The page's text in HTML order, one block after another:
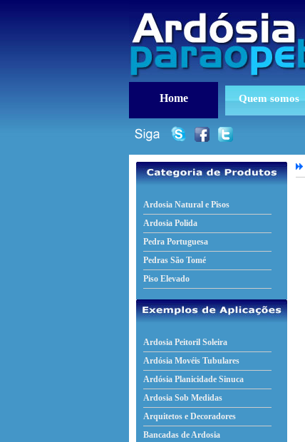
Home Quem somos
Ardosia Natural e Pisos
Ardosia Polida
Pedra Portuguesa
Pedras São Tomé
Piso Elevado
Ardosia Peitoril Soleira
Ardósia Movéis Tubulares
Ardósia Planicidade Sinuca
Ardosia Sob Medidas
Arquitetos e Decoradores
Bancadas de Ardosia